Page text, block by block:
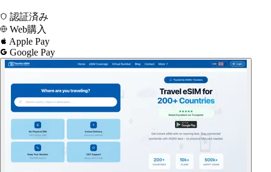
認証済み
Web購入
Apple Pay
Google Pay